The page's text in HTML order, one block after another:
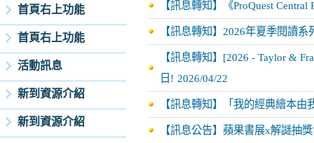
首頁右上功能
首頁右上功能
活動訊息
新到資源介紹
新到資源介紹
【訊息轉知】《ProQuest
【訊息轉知】2026年夏季閱讀系
【訊息轉知】[2026 - Taylor &
日! 2026/04/22
【訊息轉知】「我的經典繪本
【訊息公告】蘋果書展x解謎抽